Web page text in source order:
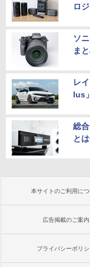
ロ
ソ
ま
レ
lus
総
と
本サイトのご利用につ
広告掲載のご案内
プライバシーポリシ